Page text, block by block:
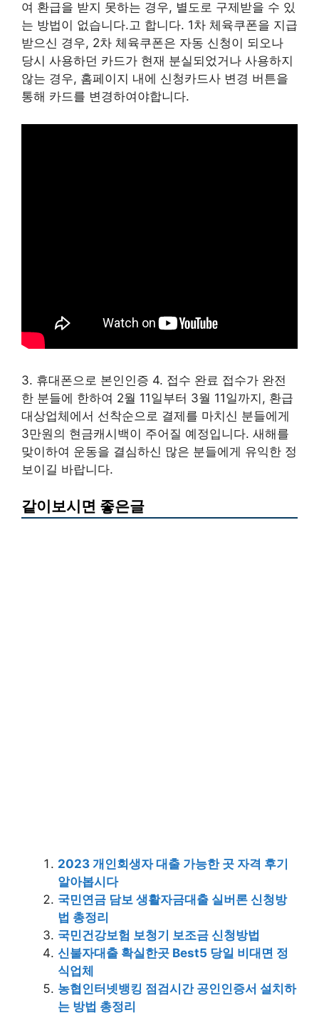
여 환급을 받지 못하는 경우, 별도로 구제받을 수 있
는 방법이 없습니다.고 합니다. 1차 체육쿠폰을 지급
받으신 경우, 2차 체육쿠폰은 자동 신청이 되오나
당시 사용하던 카드가 현재 분실되었거나 사용하지
않는 경우, 홈페이지 내에 신청카드사 변경 버튼을
통해 카드를 변경하여야합니다.
3. 휴대폰으로 본인인증 4. 접수 완료 접수가 완전
한 분들에 한하여 2월 11일부터 3월 11일까지, 환급
대상업체에서 선착순으로 결제를 마치신 분들에게
3만원의 현금캐시백이 주어질 예정입니다. 새해를
맞이하여 운동을 결심하신 많은 분들에게 유익한 정
보이길 바랍니다.
같이보시면 좋은글
2023 개인회생자 대출 가능한 곳 자격 후기
알아봅시다
국민연금 담보 생활자금대출 실버론 신청방
법 총정리
국민건강보험 보청기 보조금 신청방법
신불자대출 확실한곳 Best5 당일 비대면 정
식업체
농협인터넷뱅킹 점검시간 공인인증서 설치하
는 방법 총정리